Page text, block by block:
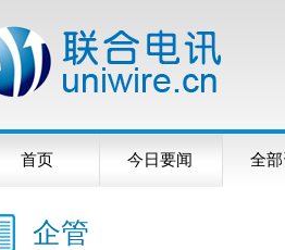
首页 今日要闻 全
企管